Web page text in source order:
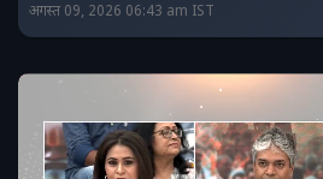
अगस्त 09, 2026 06:43 am IST